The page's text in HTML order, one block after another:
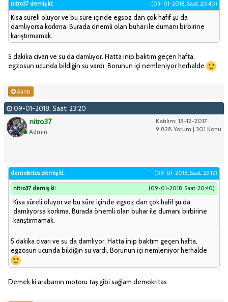
(09-01-2018, Saat: 20:40)
nitro37 demiş ki:
Kısa süreli oluyor ve bu süre içinde egsoz dan çok hafif şu da
damlıyorsa korkma. Burada önemli olan buhar ile dumanı birbirine
karıştırmamak.
5 dakika civarı ve su da damlıyor. Hatta inip baktım geçen hafta,
egzosun ucunda bildiğin su vardı. Borunun içi nemleniyor herhalde
Alıntı
09-01-2018, Saat: 23:20
Katılım: 13-12-2017
9,828 Yorum | 301 Konu
nitro37
Admin
(09-01-2018, Saat: 23:12)
demokritos demiş ki:
(09-01-2018, Saat: 20:40)
nitro37 demiş ki:
Kısa süreli oluyor ve bu süre içinde egsoz dan çok hafif şu da
damlıyorsa korkma. Burada önemli olan buhar ile dumanı birbirine
karıştırmamak.
5 dakika civarı ve su da damlıyor. Hatta inip baktım geçen hafta,
egzosun ucunda bildiğin su vardı. Borunun içi nemleniyor herhalde
Demek ki arabanın motoru taş gibi sağlam demokritas